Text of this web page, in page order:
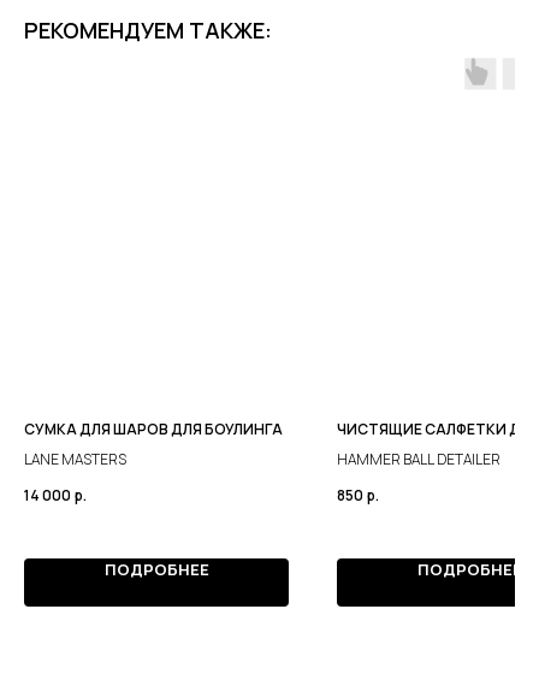
РЕКОМЕНДУЕМ ТАКЖЕ:
СУМКА ДЛЯ ШАРОВ ДЛЯ БОУЛИНГА
LANE MASTERS
14 000 р.
ПОДРОБНЕЕ
ЧИСТЯЩИЕ САЛФЕТКИ
HAMMER BALL DETAILER
850 р.
ПОДРОБНЕЕ